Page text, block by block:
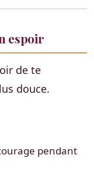
espoir
de te
douce.
pendant